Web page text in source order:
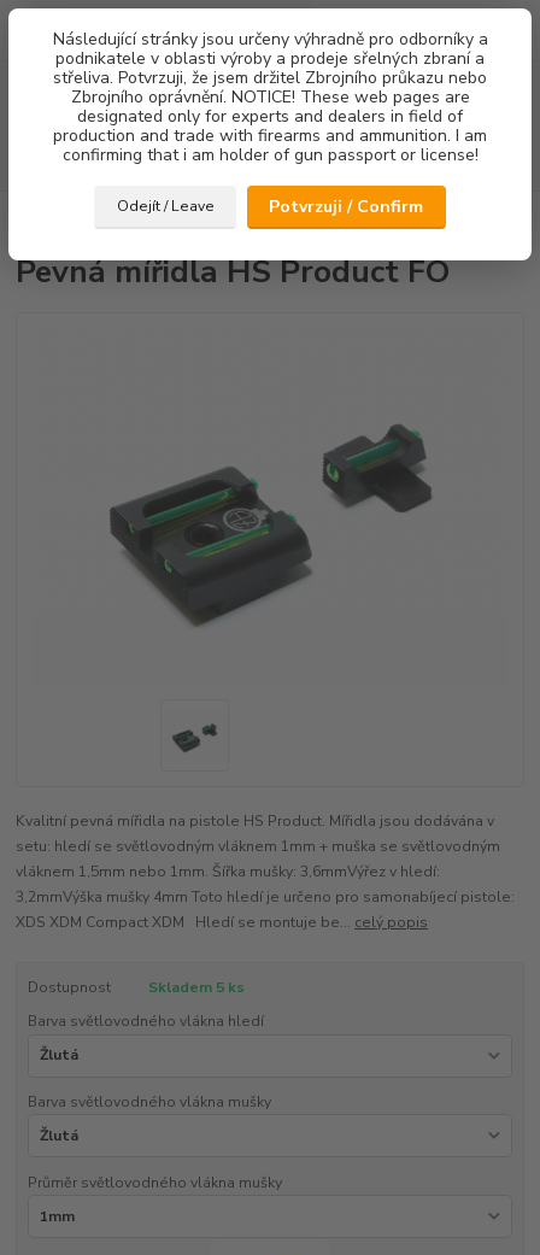
Následující stránky jsou určeny výhradně pro odborníky a
podnikatele v oblasti výroby a prodeje sřelných zbraní a
střeliva. Potvrzuji, že jsem držitel Zbrojního průkazu nebo
Zbrojního oprávnění. NOTICE! These web pages are
designated only for experts and dealers in field of
production and trade with firearms and ammunition. I am
confirming that i am holder of gun passport or license!
Odejít / Leave Potvrzuji / Confirm
Menu
Hledat
za0,00 Kč
Pevná mířidla HS Product FO
Pevná mířidla HS Product FO
Kvalitní pevná mířidla na pistole HS Product. Mířidla jsou dodávána v
setu: hledí se světlovodným vláknem 1mm + muška se světlovodným
vláknem 1,5mm nebo 1mm. Šířka mušky: 3,6mmVýřez v hledí:
3,2mmVýška mušky 4mm Toto hledí je určeno pro samonabíjecí pistole:
XDS XDM Compact XDM Hledí se montuje be... celý popis
Dostupnost
Skladem 5 ks
Barva světlovodného vlákna hledí
Barva světlovodného vlákna mušky
Průměr světlovodného vlákna mušky